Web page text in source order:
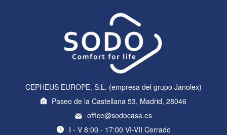
CEPHEUS EUROPE, S.L. (empresa del grupo Janolex)
Paseo de la Castellana 53, Madrid, 28046
office@sodocasa.es
I - V 8:00 - 17:00 VI-VII Cerrado